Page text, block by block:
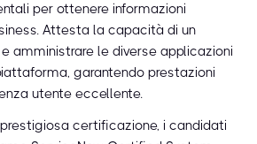
per ottenere informazioni
Attesta la capacità di un
amministrare le diverse applicazioni
garantendo prestazioni
utente eccellente.
certificazione, i candidati